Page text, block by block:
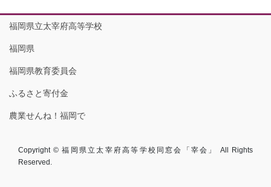
福岡県立太宰府高等学校
福岡県
福岡県教育委員会
ふるさと寄付金
農業せんね！福岡で
Copyright © 福岡県立太宰府高等学校同窓会「宰会」 All Rights
Reserved.